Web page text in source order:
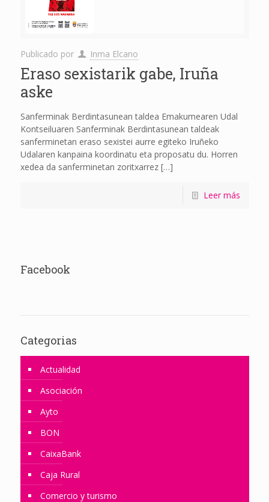
Publicado por Inma Elcano
Eraso sexistarik gabe, Iruña
aske
Sanferminak Berdintasunean taldea Emakumearen Udal
Kontseiluaren Sanferminak Berdintasunean taldeak
sanferminetan eraso sexistei aurre egiteko Iruñeko
Udalaren kanpaina koordinatu eta proposatu du. Horren
xedea da sanferminetan zoritxarrez[…]
Leer más
Facebook
Categorias
Actualidad
Asociación
Ayto
BON
CaixaBank
Caja Rural
Comercio y turismo